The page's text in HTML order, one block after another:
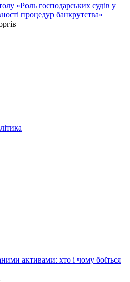
«Роль господарських судів у
процедур банкрутства»
активами: хто і чому боїться